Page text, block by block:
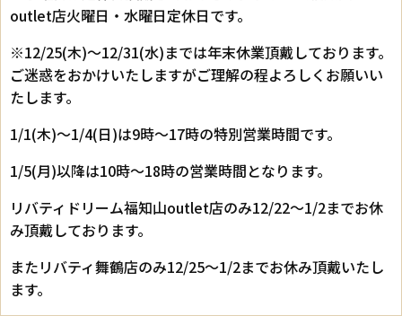
outlet店火曜日・水曜日定休日です。
※12/25(木)～12/31(水)までは年末休業頂戴しております。
ご迷惑をおかけいたしますがご理解の程よろしくお願いい
たします。
1/1(木)～1/4(日)は9時～17時の特別営業時間です。
1/5(月)以降は10時～18時の営業時間となります。
リバティドリーム福知山outlet店のみ12/22～1/2までお休
み頂戴しております。
またリバティ舞鶴店のみ12/25～1/2までお休み頂戴いたし
ます。